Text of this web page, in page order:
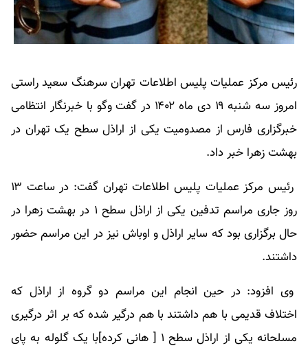
رئیس مرکز عملیات پلیس اطلاعات تهران سرهنگ سعید راستی
امروز سه شنبه ۱۹ دی ماه ۱۴۰۲ در گفت وگو با خبرنگار انتظامی
خبرگزاری فارس از مصدومیت یکی از اراذل سطح یک تهران در
بهشت زهرا خبر داد.
رئیس مرکز عملیات پلیس اطلاعات تهران گفت: در ساعت ۱۳
روز جاری مراسم تدفین یکی از اراذل سطح ۱ در بهشت زهرا در
حال برگزاری بود که سایر اراذل و اوباش نیز در این مراسم حضور
داشتند.
وی افزود: در حین انجام این مراسم دو گروه از اراذل که
اختلاف قدیمی با هم داشتند با هم درگیر شده که بر اثر درگیری
مسلحانه یکی از اراذل سطح ۱ [ هانی کرده]با یک گلوله به پای